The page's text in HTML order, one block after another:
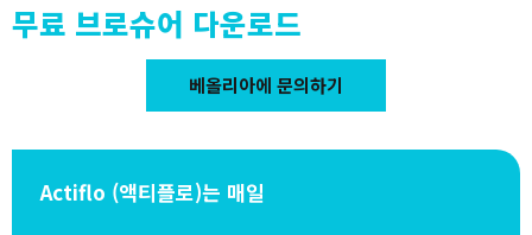
무료 브로슈어 다운로드
베올리아에 문의하기
Actiflo (액티플로)는 매일